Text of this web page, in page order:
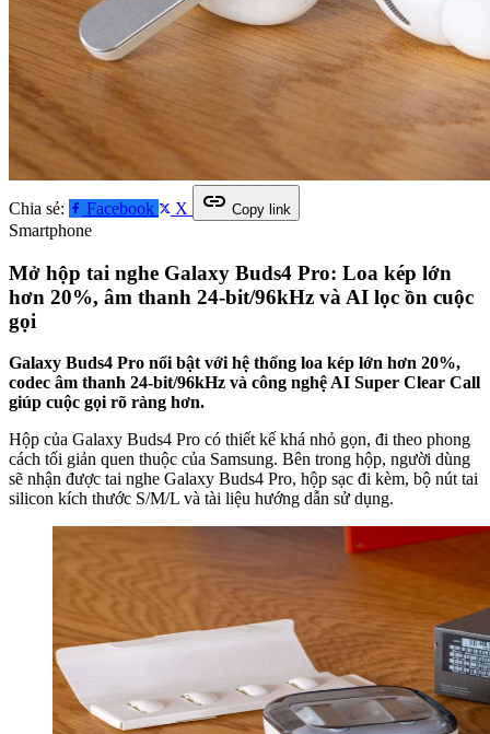
Chia sẻ: Facebook X link Copy link
Smartphone
Mở hộp tai nghe Galaxy Buds4 Pro: Loa kép lớn
hơn 20%, âm thanh 24-bit/96kHz và AI lọc ồn cuộc
gọi
Galaxy Buds4 Pro nổi bật với hệ thống loa kép lớn hơn 20%,
codec âm thanh 24-bit/96kHz và công nghệ AI Super Clear Call
giúp cuộc gọi rõ ràng hơn.
Hộp của Galaxy Buds4 Pro có thiết kế khá nhỏ gọn, đi theo phong
cách tối giản quen thuộc của Samsung. Bên trong hộp, người dùng
sẽ nhận được tai nghe Galaxy Buds4 Pro, hộp sạc đi kèm, bộ nút tai
silicon kích thước S/M/L và tài liệu hướng dẫn sử dụng.